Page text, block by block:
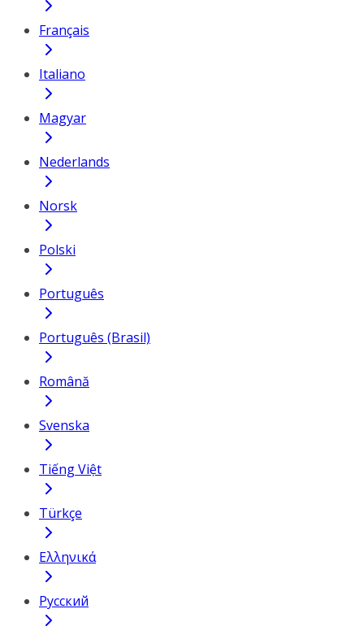
Français
Italiano
Magyar
Nederlands
Norsk
Polski
Português
Português (Brasil)
Română
Svenska
Tiếng Việt
Türkçe
Ελληνικά
Русский